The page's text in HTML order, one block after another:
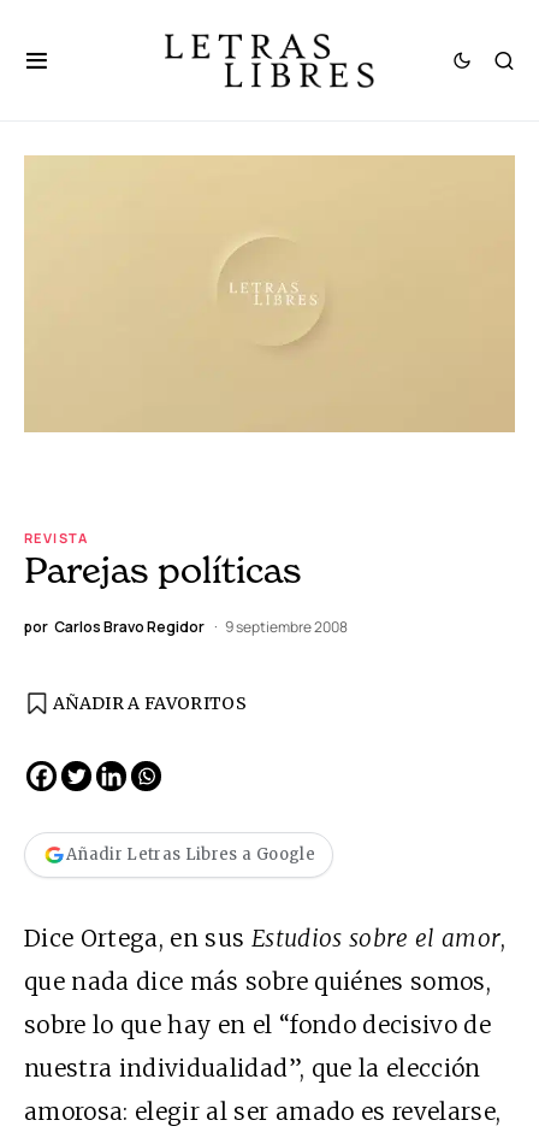
REVISTA
Parejas políticas
por Carlos Bravo Regidor 9 septiembre 2008
AÑADIR A FAVORITOS
Añadir Letras Libres a Google
Dice Ortega, en sus Estudios sobre el amor,
que nada dice más sobre quiénes somos,
sobre lo que hay en el “fondo decisivo de
nuestra individualidad”, que la elección
amorosa: elegir al ser amado es revelarse,